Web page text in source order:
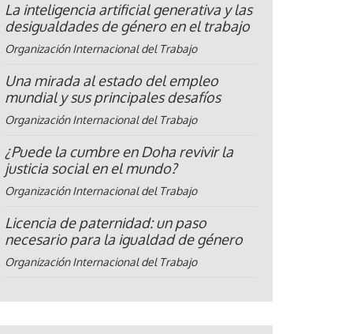
La inteligencia artificial generativa y las
desigualdades de género en el trabajo
Organización Internacional del Trabajo
Una mirada al estado del empleo
mundial y sus principales desafíos
Organización Internacional del Trabajo
¿Puede la cumbre en Doha revivir la
justicia social en el mundo?
Organización Internacional del Trabajo
Licencia de paternidad: un paso
necesario para la igualdad de género
Organización Internacional del Trabajo